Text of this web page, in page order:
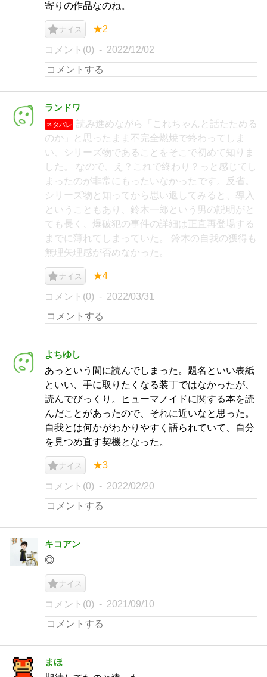
寄りの作品なのね。
ナイス ★2
コメント(0) 2022/12/02
ランドワ
ネタバレ
読み進めながら「これちゃんと話たためる
のか」と思ったまま不完全燃焼で終わってしま
い、シリーズ物であることをそこで初めて知りま
した。 なので、え？これで終わり？っと感じてし
まったのが非常にもったいなかったです。反省。
シリーズ物と知ってから思い返してみると、導入
ということもあり、鈴木一郎という男の説明がと
ても長く、爆破犯の事件の詳細は正直再登場する
までに薄れてしまっていた。 鈴木の自我の獲得も
無理矢理感が否めなかった。
ナイス ★4
コメント(0) 2022/03/31
よちゆし
あっという間に読んでしまった。題名といい表紙
といい、手に取りたくなる装丁ではなかったが、
読んでびっくり。ヒューマノイドに関する本を読
んだことがあったので、それに近いなと思った。
自我とは何かがわかりやすく語られていて、自分
を見つめ直す契機となった。
ナイス ★3
コメント(0) 2022/02/20
キコアン
◎
ナイス
コメント(0) 2021/09/10
まほ